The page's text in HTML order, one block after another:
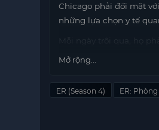
Chicago phải đối mặt
những lựa chọn y tế
Những ca bệnh đa
Bên cạnh đó, những
Mở rộng...
ER (Season 4) ER: